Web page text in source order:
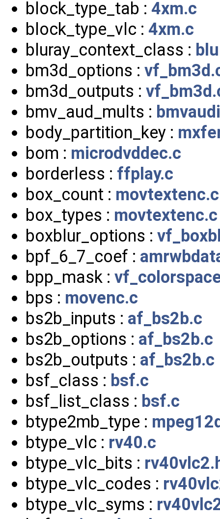
block_type_tab : 4xm.c
block_type_vlc : 4xm.c
bluray_context_class :
bm3d_options :
bm3d_outputs :
bmv_aud_mults :
body_partition_key :
bom : microdvddec.c
borderless : ffplay.c
box_count : movtextenc.c
box_types : movtextenc.c
boxblur_options :
bpf_6_7_coef :
bpp_mask :
bps : movenc.c
bs2b_inputs : af_bs2b.c
bs2b_options : af_bs2b.c
bs2b_outputs : af_bs2b.c
bsf_class : bsf.c
bsf_list_class : bsf.c
btype2mb_type :
btype_vlc : rv40.c
btype_vlc_bits :
btype_vlc_codes :
btype_vlc_syms :